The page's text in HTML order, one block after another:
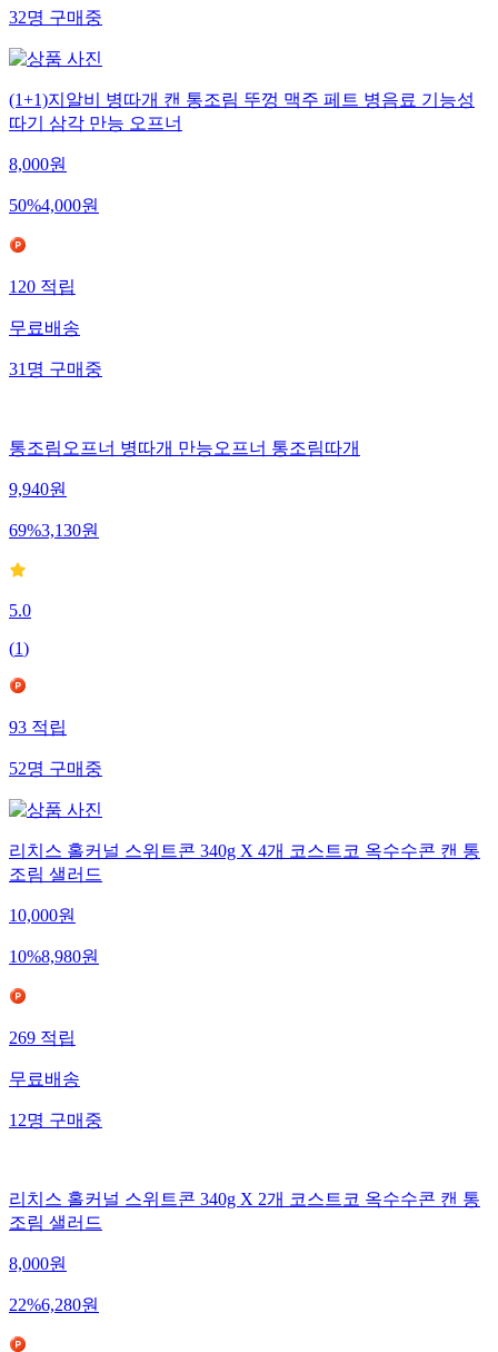
32명 구매중
(1+1)지알비 병따개 캔 통조림 뚜껑 맥주 페트 병음료 기능성
따기 삼각 만능 오프너
8,000원
50%4,000원
120 적립
무료배송
31 명 구매중
통조림오프너 병따개 만능오프너 통조림따개
9,940원
69%3,130원
5.0
(1)
93적립
52명구매중
리치스 홀커널 스위트콘 340g X 4개 코스트코 옥수수콘 캔 통
조림 샐러드
10,000원
10%8,980원
269적립
무료배송
12명구매중
리치스 홀커널 스위트콘 340g X 2개 코스트코 옥수수콘 캔 통
조림 샐러드
8,000원
22%6,280원